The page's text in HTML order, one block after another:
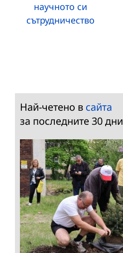
научното си
сътрудничество
Най-четено в сайта
за последните 30 дни